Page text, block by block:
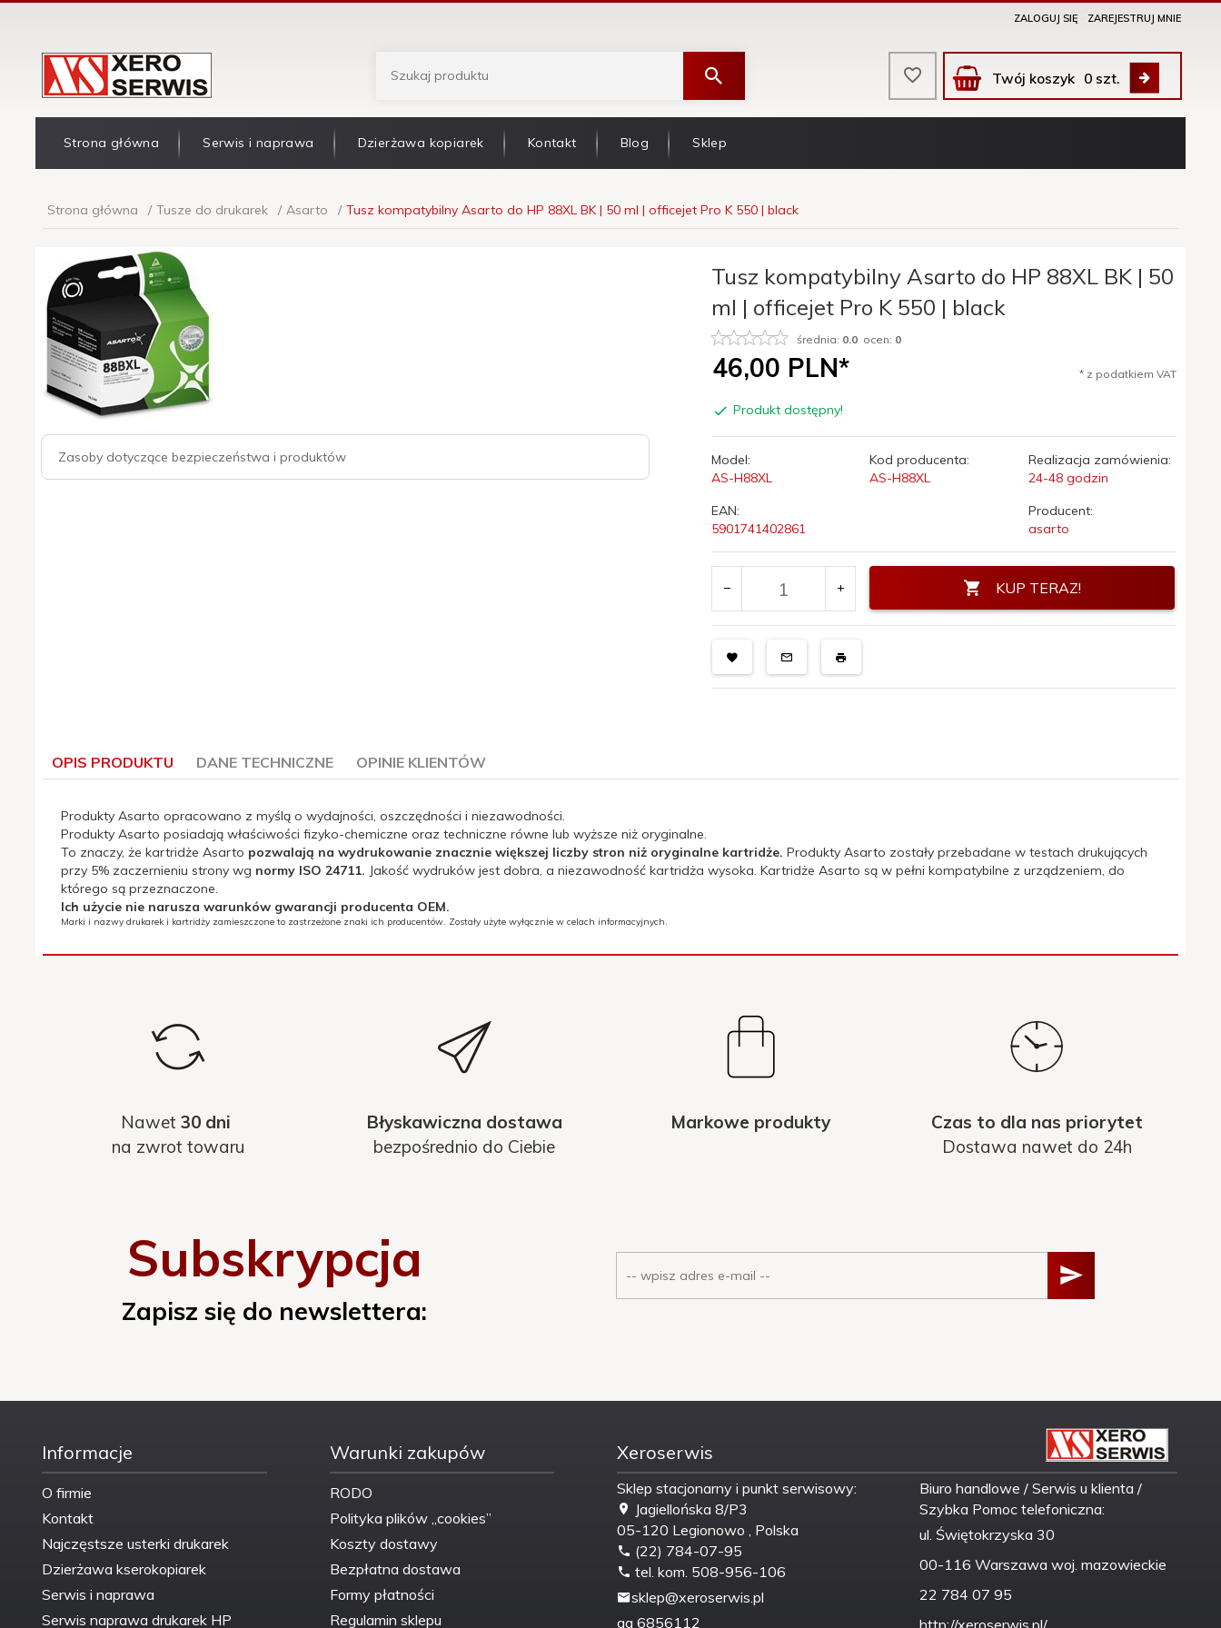
ZALOGUJ SIĘ ZAREJESTRUJ MNIE
Twój koszyk 0szt.
Strona główna Serwis i naprawa Dzierżawa kopiarek Kontakt Blog Sklep
Strona główna Tusze do drukarek Asarto Tusz kompatybilny Asarto do HP 88XL BK | 50 ml | officejet Pro K 550 | black
Zasoby dotyczące bezpieczeństwa i produktów
Tusz kompatybilny Asarto do HP 88XL BK | 50
ml | officejet Pro K 550 | black
średnia: 0.0ocen: 0
46,00 PLN* * z podatkiem VAT
Produkt dostępny!
Model:
AS-H88XL
Kod producenta:
AS-H88XL
Realizacja zamówienia:
24-48 godzin
EAN:
5901741402861
Producent:
asarto
KUP TERAZ!
OPIS PRODUKTU DANE TECHNICZNE OPINIE KLIENTÓW
Produkty Asarto opracowano z myślą o wydajności, oszczędności i niezawodności.
Produkty Asarto posiadają właściwości fizyko-chemiczne oraz techniczne równe lub wyższe niż oryginalne.
To znaczy, że kartridże Asarto pozwalają na wydrukowanie znacznie większej liczby stron niż oryginalne kartridże. Produkty Asarto zostały przebadane w testach drukujących
przy 5% zaczernieniu strony wg normy ISO 24711. Jakość wydruków jest dobra, a niezawodność kartridża wysoka. Kartridże Asarto są w pełni kompatybilne z urządzeniem, do
którego są przeznaczone.
Ich użycie nie narusza warunków gwarancji producenta OEM.
Marki i nazwy drukarek i kartridży zamieszczone to zastrzeżone znaki ich producentów. Zostały użyte wyłącznie w celach informacyjnych.
Deklaracja CE:
urządzenia::
HP OJ Pro K550/K5400/K8600/L7480/L7550/L770
Producent:: Asarto
Producent OEM:: Hewlett Packard
Raport TUV: TAK
Rodzaj wkładu::
Typ::
Więcej informacji:: www.asarto.pl
Wydajność OEM
(przy % pokryciu
2200
Nawet30 dni
na zwrot towaru
Błyskawiczna dostawa
bezpośrednio do Ciebie
Markowe produkty
Czas to dla nas priorytet
Dostawa nawet do 24h
Subskrypcja
Zapisz się do newslettera:
Informacje
O firmie
Kontakt
Najczęstsze usterki drukarek
Dzierżawa kserokopiarek
Serwis i naprawa
Serwis naprawa drukarek HP
Warunki zakupów
RODO
Polityka plików „cookies”
Koszty dostawy
Bezpłatna dostawa
Formy płatności
Regulamin sklepu
Xeroserwis
Sklep stacjonarny i punkt serwisowy:
Jagiellońska 8/P3
05-120 Legionowo , Polska
(22) 784-07-95
tel. kom. 508-956-106
sklep@xeroserwis.pl
gg 6856112
Biuro handlowe / Serwis u klienta /
Szybka Pomoc telefoniczna:
ul. Świętokrzyska 30
00-116 Warszawa woj. mazowieckie
22 784 07 95
http://xeroserwis.pl/